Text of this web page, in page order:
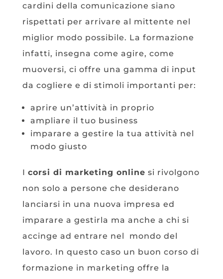
cardini della comunicazione siano
rispettati per arrivare al mittente nel
miglior modo possibile. La formazione
infatti, insegna come agire, come
muoversi, ci offre una gamma di input
da cogliere e di stimoli importanti per:
aprire un’attività in proprio
ampliare il tuo business
imparare a gestire la tua attività nel
modo giusto
I corsi di marketing online si rivolgono
non solo a persone che desiderano
lanciarsi in una nuova impresa ed
imparare a gestirla ma anche a chi si
accinge ad entrare nel mondo del
lavoro. In questo caso un buon corso di
formazione in marketing offre la